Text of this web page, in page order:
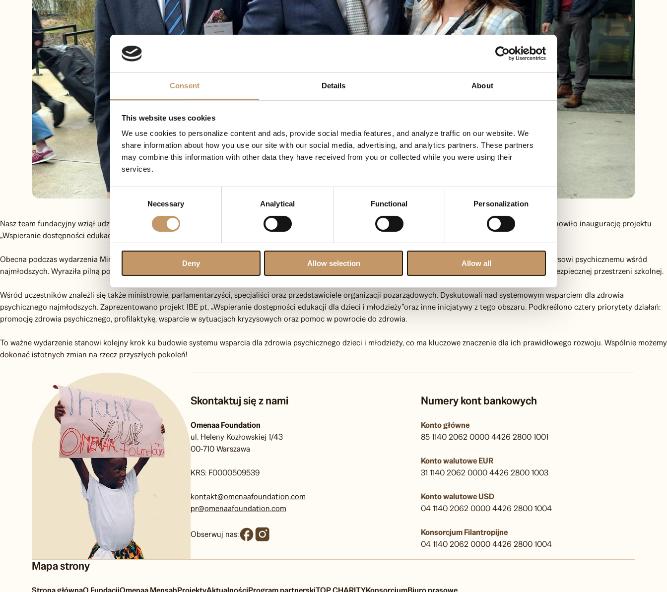
Consent Details About
This website uses cookies
We use cookies to personalize content and ads, provide social media features, and analyze traffic on our website. We
share information about how you use our site with our social media, advertising, and analytics partners. These partners
may combine this information with other data they have received from you or collected while you were using their
services.
Consent
Necessary Analytical Functional Personalization
Deny Allow selection Allow all
Nasz team fundacyjny wziął udział w inspirującej konferencji, poświęconej zdrowiu psychicznemu dzieci i młodzieży oraz dostępności edukacji. Wydarzenie to stanowiło inaugurację projektu
„Wspieranie dostępności edukacji dla dzieci i młodzieży”.
Obecna podczas wydarzenia Ministra Edukacji, Barbara Nowacka, podkreśliła brak działań prewencyjnych w ciągu ostatnich ośmiu lat, mających zapobiegać kryzysowi psychicznemu wśród
najmłodszych. Wyraziła pilną potrzebę podejmowania działań w tej kwestii oraz podziękowała wszystkim za zrozumienie potrzeby naprawy edukacji i stworzenia bezpiecznej przestrzeni szkolnej.
Wśród uczestników znaleźli się także ministrowie, parlamentarzyści, specjaliści oraz przedstawiciele organizacji pozarządowych. Dyskutowali nad systemowym wsparciem dla zdrowia
psychicznego najmłodszych. Zaprezentowano projekt IBE pt. „Wspieranie dostępności edukacji dla dzieci i młodzieży”oraz inne inicjatywy z tego obszaru. Podkreślono cztery priorytety działań:
promocję zdrowia psychicznego, profilaktykę, wsparcie w sytuacjach kryzysowych oraz pomoc w powrocie do zdrowia.
To ważne wydarzenie stanowi kolejny krok ku budowie systemu wsparcia dla zdrowia psychicznego dzieci i młodzieży, co ma kluczowe znaczenie dla ich prawidłowego rozwoju. Wspólnie możemy
dokonać istotnych zmian na rzecz przyszłych pokoleń!
Skontaktuj się z nami
Omenaa Foundation
ul. Heleny Kozłowskiej 1/43
00-710 Warszawa
KRS: F0000509539
kontakt@omenaafoundation.com
pr@omenaafoundation.com
Obserwuj nas:
Numery kont bankowych
Konto główne
85 1140 2062 0000 4426 2800 1001
Konto walutowe EUR
31 1140 2062 0000 4426 2800 1003
Konto walutowe USD
04 1140 2062 0000 4426 2800 1004
Konsorcjum Filantropijne
04 1140 2062 0000 4426 2800 1004
Mapa strony